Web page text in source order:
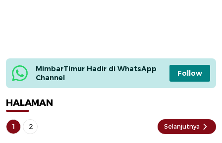
MimbarTimur Hadir di WhatsApp
Channel
Follow
HALAMAN
1 2 Selanjutnya